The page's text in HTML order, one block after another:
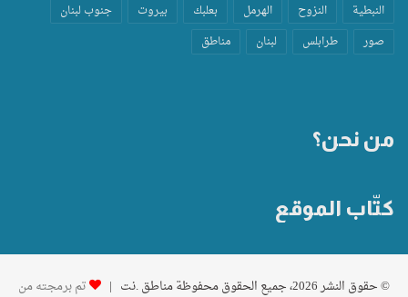
النبطية
النزوح الهرمل بعلبك بيروت
جنوب لبنان
صور
طرابلس لبنان مناطق
من نحن؟
كتّاب الموقع
© حقوق النشر 2026، جميع الحقوق محفوظة مناطق .نت | تم برمجته من